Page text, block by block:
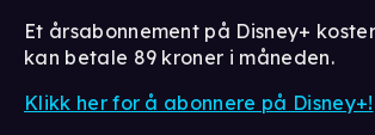
Et årsabonnement på Disney+
kan betale 89 kroner i måneden.
Klikk her for å abonnere på Disney+!